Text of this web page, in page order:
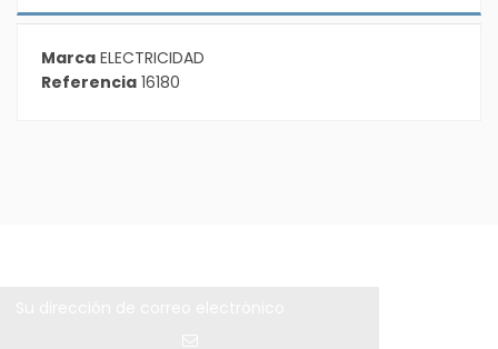
Marca ELECTRICIDAD
Referencia 16180